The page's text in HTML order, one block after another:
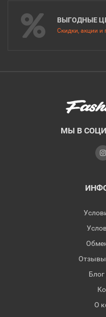
ВЫГОДНЫЕ
Скидки, акции и
МЫ В
Отзывы
О